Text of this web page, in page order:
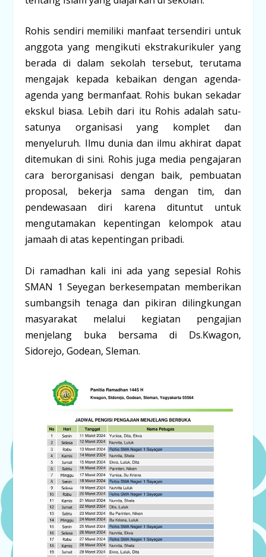
Rohis sendiri memiliki manfaat tersendiri untuk
anggota yang mengikuti ekstrakurikuler yang
berada di dalam sekolah tersebut, terutama
mengajak kepada kebaikan dengan agenda-
agenda yang bermanfaat. Rohis bukan sekadar
ekskul biasa. Lebih dari itu Rohis adalah satu-
satunya organisasi yang komplet dan
menyeluruh. Ilmu dunia dan ilmu akhirat dapat
ditemukan di sini. Rohis juga media pengajaran
cara berorganisasi dengan baik, pembuatan
proposal, bekerja sama dengan tim, dan
pendewasaan diri karena dituntut untuk
mengutamakan kepentingan kelompok atau
jamaah di atas kepentingan pribadi.
Di ramadhan kali ini ada yang sepesial Rohis
SMAN 1 Seyegan berkesempatan memberikan
sumbangsih tenaga dan pikiran dilingkungan
masyarakat melalui kegiatan pengajian
menjelang buka bersama di Ds.Kwagon,
Sidorejo, Godean, Sleman.